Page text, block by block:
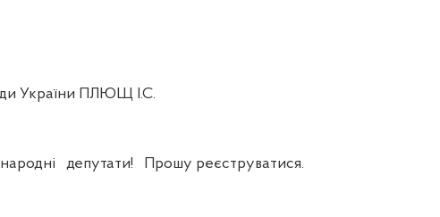
України ПЛЮЩ І.С.
депутати! Прошу реєструватися.